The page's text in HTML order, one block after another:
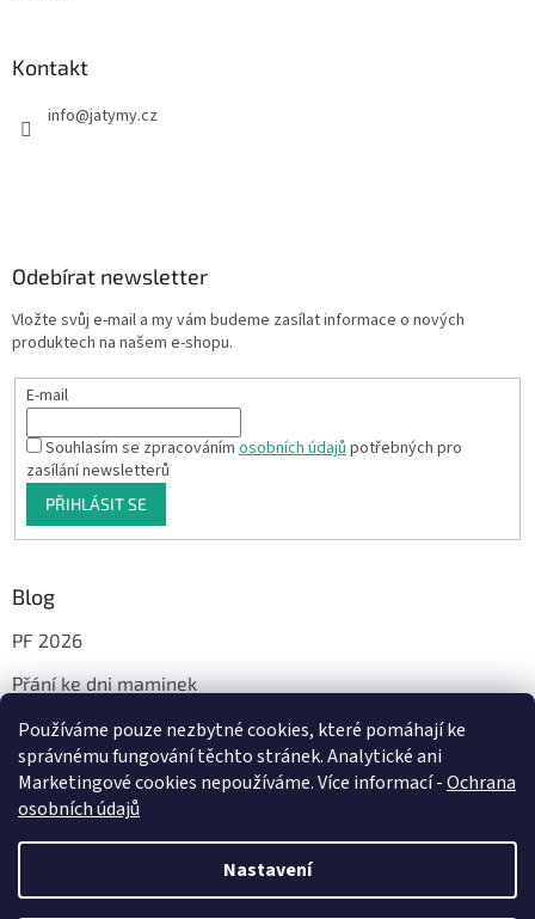
Používáme pouze nezbytné cookies, které pomáhají ke
správnému fungování těchto stránek. Analytické ani
Marketingové cookies nepoužíváme. Více informací -Ochrana
osobních údajů
Nastavení
Kontakt
info@jatymy.cz
Odebírat newsletter
Vložte svůj e-mail a my vám budeme zasílat informace o nových
produktech na našem e-shopu.
E-mail
Souhlasím se zpracovánímosobních údajůpotřebných pro
zasílání newsletterů
PŘIHLÁSIT SE
Blog
PF 2026
Přání ke dni maminek
Facebook
Vytvořil Shoptet